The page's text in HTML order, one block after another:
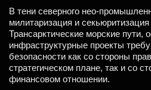
В тени северного нео-
милитаризация и секьюритизация
Трансарктические морские
инфраструктурные проекты
безопасности как со стороны
стратегическом плане, так и со
финансовом отношении.